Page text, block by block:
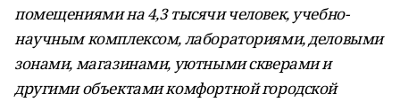
помещениями на 4,3 тысячи человек, учебно-
научным комплексом, лабораториями, деловыми
зонами, магазинами, уютными скверами и
другими объектами комфортной городской